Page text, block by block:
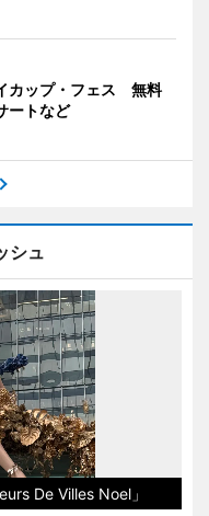
カップ・フェス 無料
ートなど
シュ
De Villes Noel」